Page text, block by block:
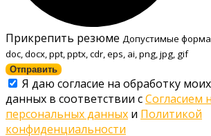
Прикрепить резюме Допустимые
doc, docx, ppt, pptx, cdr, eps, ai, png, jpg, gif
Отправить
Я даю согласие на обработку
данных в соответствии сСогласием
персональных данных и Политикой
конфиденциальности